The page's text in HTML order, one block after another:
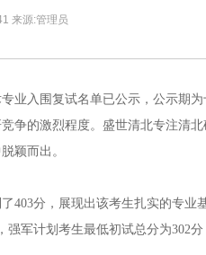
来源:管理员
业入围复试名单已公示，公示期为
争的激烈程度。盛世清北专注清
颖而出。
403分，展现出该考生扎实的专业
军计划考生最低初试总分为302